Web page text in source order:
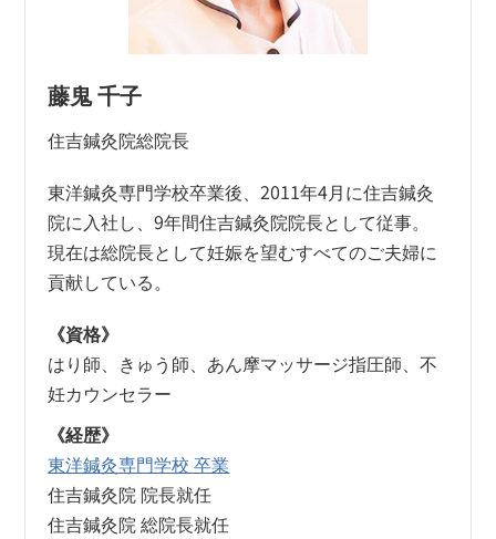
藤鬼 千子
住吉鍼灸院総院長
東洋鍼灸専門学校卒業後、2011年4月に住吉鍼灸
院に入社し、9年間住吉鍼灸院院長として従事。
現在は総院長として妊娠を望むすべてのご夫婦に
貢献している。
《資格》
はり師、きゅう師、あん摩マッサージ指圧師、不
妊カウンセラー
《経歴》
東洋鍼灸専門学校 卒業
住吉鍼灸院 院長就任
住吉鍼灸院 総院長就任